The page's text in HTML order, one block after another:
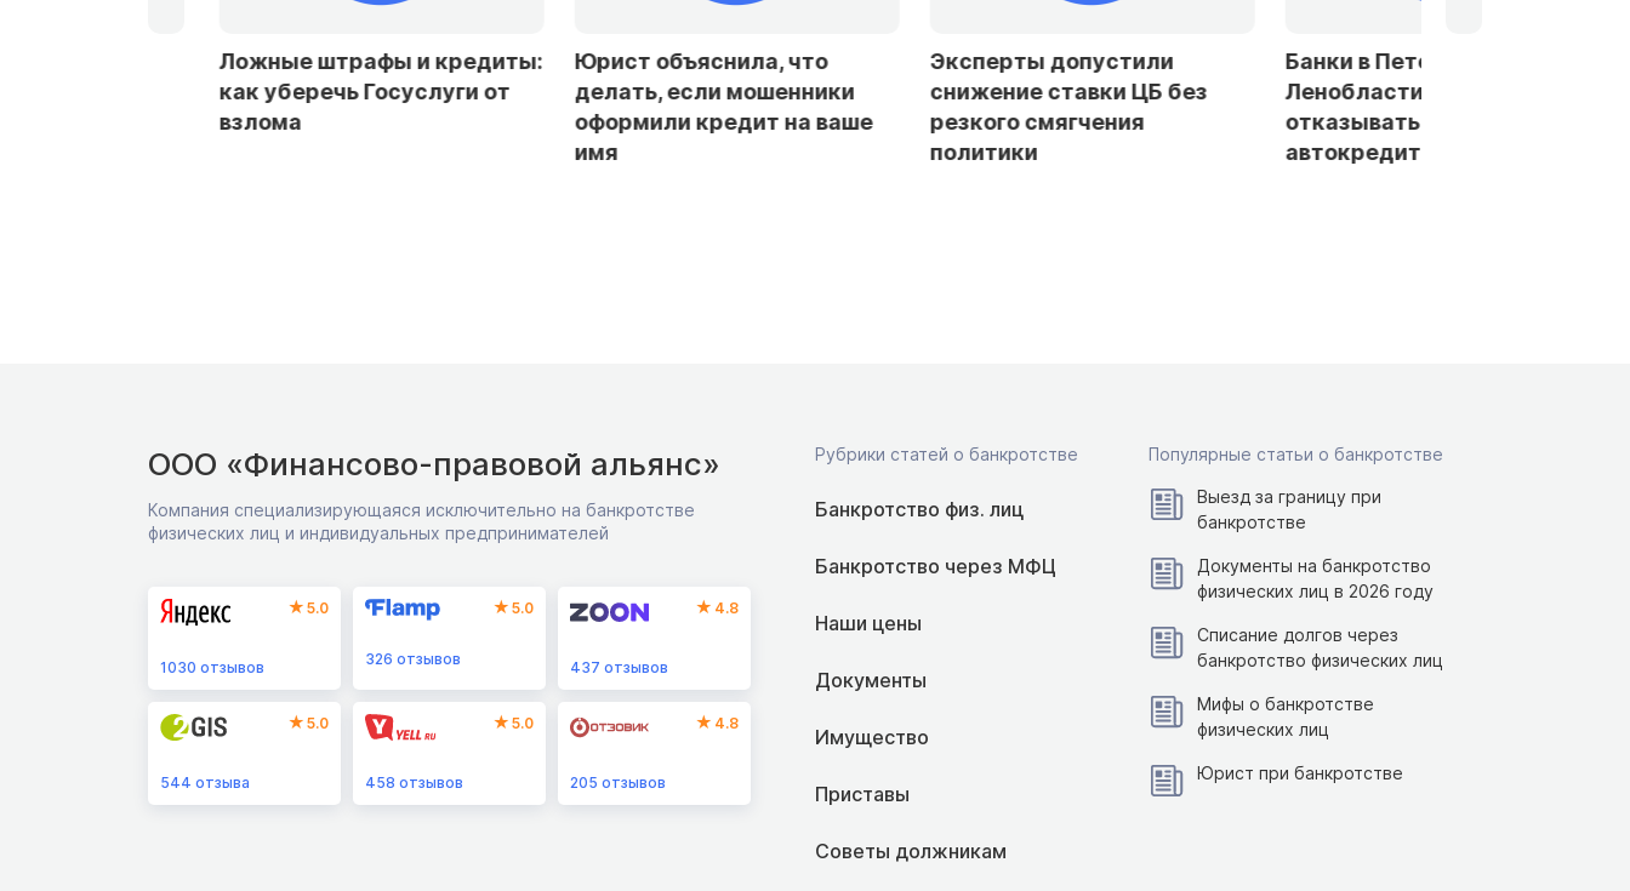
Ложные штрафы и кредиты:
как уберечь Госуслуги от
взлома
Юрист объяснила, что
делать, если мошенники
оформили кредит на ваше
имя
Эксперты допустили
снижение ставки ЦБ без
резкого смягчения
политики
Банки в Петербурге и
Ленобласти стали чаще
отказывать заемщикам в
автокредитах
ООО «Финансово-правовой альянс»
Компания специализирующаяся исключительно на банкротстве
физических лиц и индивидуальных предпринимателей
5.0
1030 отзывов
5.0
326 отзывов
4.8
437 отзывов
5.0
544 отзыва
5.0
458 отзывов
4.8
205 отзывов
Рубрики статей о банкротстве
Банкротство физ. лиц
Банкротство через МФЦ
Наши цены
Документы
Имущество
Приставы
Советы должникам
Популярные статьи о банкротстве
Выезд за границу при
банкротстве
Документы на банкротство
физических лиц в 2026 году
Списание долгов через
банкротство физических лиц
Мифы о банкротстве
физических лиц
Юрист при банкротстве